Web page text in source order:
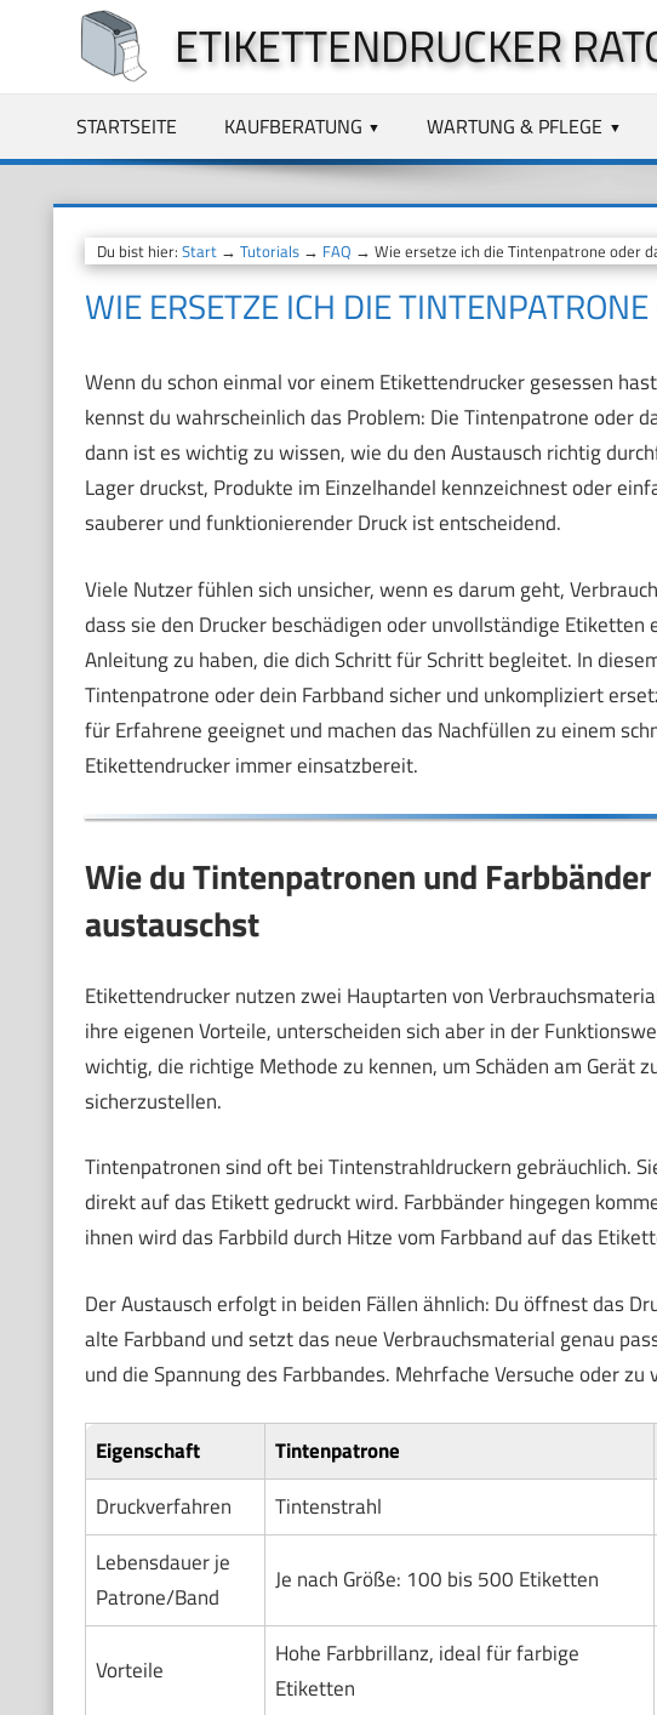
springen
ETIKETTENDRUCKER
STARTSEITE KAUFBERATUNG WARTUNG & PFLEGE
Du bist hier: Start→ Tutorials→ FAQ → Wie ersetze ich die Tintenpatrone oder
WIE ERSETZE ICH DIE
Wenn du schon einmal vor einem Etikettendrucker gesessen
kennst du wahrscheinlich das Problem: Die Tintenpatrone oder
dann ist es wichtig zu wissen, wie du den Austausch richtig
Lager druckst, Produkte im Einzelhandel kennzeichnest oder
sauberer und funktionierender Druck ist entscheidend.
Viele Nutzer fühlen sich unsicher, wenn es darum geht,
dass sie den Drucker beschädigen oder unvollständige
Anleitung zu haben, die dich Schritt für Schritt begleitet. In
Tintenpatrone oder dein Farbband sicher und unkompliziert
für Erfahrene geeignet und machen das Nachfüllen zu einem
Etikettendrucker immer einsatzbereit.
Wie du Tintenpatronen und
austauschst
Etikettendrucker nutzen zwei Hauptarten von
ihre eigenen Vorteile, unterscheiden sich aber in der
wichtig, die richtige Methode zu kennen, um Schäden am Gerät
sicherzustellen.
Tintenpatronen sind oft bei Tintenstrahldruckern gebräuchlich.
direkt auf das Etikett gedruckt wird. Farbbänder hingegen
ihnen wird das Farbbild durch Hitze vom Farbband auf das
Der Austausch erfolgt in beiden Fällen ähnlich: Du öffnest das
alte Farbband und setzt das neue Verbrauchsmaterial genau
und die Spannung des Farbbandes. Mehrfache Versuche oder
Eigenschaft Tintenpatrone
Druckverfahren
Tintenstrahl
Lebensdauer je
Patrone/Band
Je nach Größe: 100 bis 500 Etiketten
Vorteile
Hohe Farbbrillanz, ideal für farbige
Etiketten